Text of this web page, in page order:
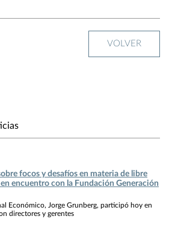
VOLVER
focos y desafíos en materia de libre
encuentro con la Fundación Generación
Económico, Jorge Grunberg, participó hoy en
directores y gerentes